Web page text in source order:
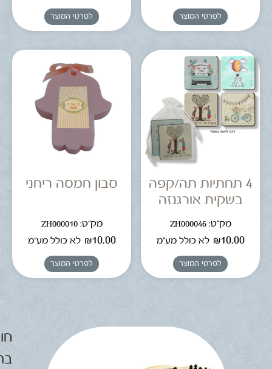
לפרטי המוצר לפרטי המוצר
4 תחתיות תה/קפה
בשקית אורגנזה
מק"ט: ZH000046
₪10.00 לא כולל מע"מ
לפרטי המוצר
סבון חמסה ריחני
מק"ט: ZH000010
₪10.00 לא כולל מע"מ
לפרטי המוצר